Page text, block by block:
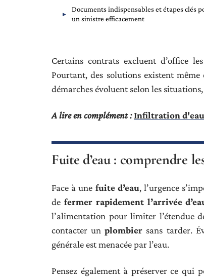
Documents indispensables et étapes clés
un sinistre efficacement
Certains contrats excluent d’office
Pourtant, des solutions existent
démarches évoluent selon les
A lire en complément :Infiltration d'eau
Fuite d’eau : comprendre
Face à une fuite d’eau, l’urgence
de fermer rapidement l’arrivée
l’alimentation pour limiter l’étendue
contacter unplombier sans tarder.
générale est menacée par l’eau.
Pensez également à préserver ce qui